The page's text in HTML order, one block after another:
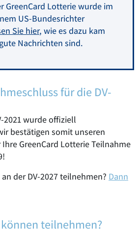
GreenCard Lotterie wurde im
US-Bundesrichter
Sie hier, wie es dazu kam
Nachrichten sind.
für die DV-
2021 wurde offiziell
bestätigen somit unseren
GreenCard Lotterie Teilnahme
der DV-2027 teilnehmen? Dann
teilnehmen?